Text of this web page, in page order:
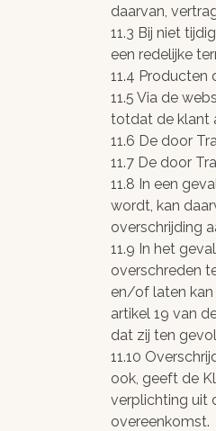
daarvan,
11.3 Bij niet
een redelijke
11.4 Producten
11.5 Via de
totdat de klant
11.6 De door
11.7 De door
11.8 In een
wordt, kan
overschrijding
11.9 In het
overschreden
en/of laten kan
artikel 19 van
dat zij ten
11.10
ook, geeft de
verplichting uit
overeenkomst.